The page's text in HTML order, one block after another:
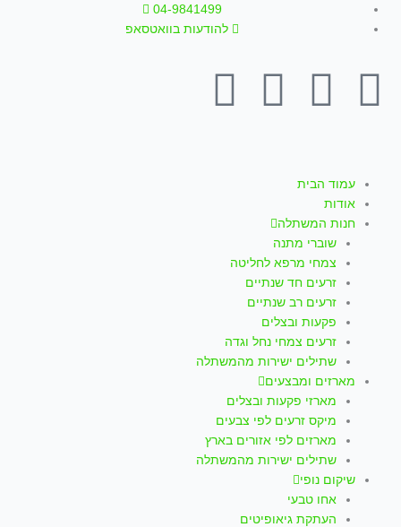
דילוג
לתוכן
04-9841499
להודעות בוואטסאפ
F
c
e
b
o
o
k
f
Y
u
t
u
b
e
I
t
a
g
r
a
m
W
p
עמוד הבית
אודות
חנות המשתלה
שוברי מתנה
צמחי מרפא לחליטה
זרעים חד שנתיים
זרעים רב שנתיים
פקעות ובצלים
זרעים צמחי נחל וגדה
שתילים ישירות מהמשתלה
מארזים ומבצעים
מארזי פקעות ובצלים
מיקס זרעים לפי צבעים
מארזים לפי אזורים בארץ
שתילים ישירות מהמשתלה
שיקום נופי
אחו טבעי
העתקת גיאופיטים